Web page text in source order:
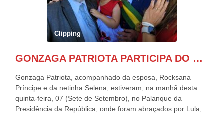
Clipping
GONZAGA PATRIOTA PARTICIPA DO DESFILE DA INDEPENDÊNCIA NO PALANQUE DA PRESIDÊNCIA DA REPÚBLICA E É ABRAÇADO POR LULA E POR GERALDO ALCKMIN.
Gonzaga Patriota, acompanhado da esposa, Rocksana
Príncipe e da netinha Selena, estiveram, na manhã desta
quinta-feira, 07 (Sete de Setembro), no Palanque da
Presidência da República, onde foram abraçados por Lula,